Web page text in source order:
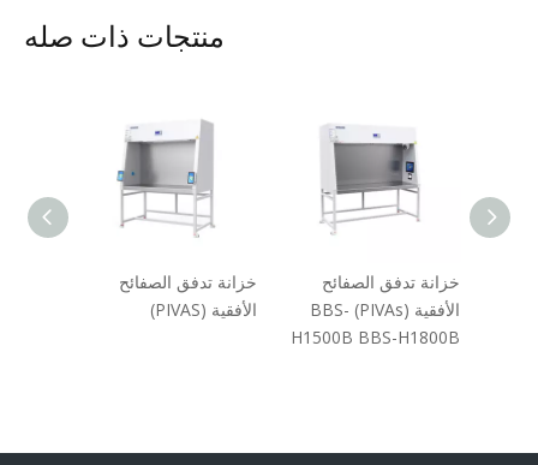
منتجات ذات صله
خزانة تدفق الصفائح
الأفقية (PIVAS)
خزانة تدفق الصفائح
الأفقية (PIVAs) BBS-
H1500B BBS-H1800B